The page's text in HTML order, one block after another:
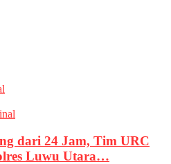
dari 24 Jam, Tim URC
Luwu Utara…